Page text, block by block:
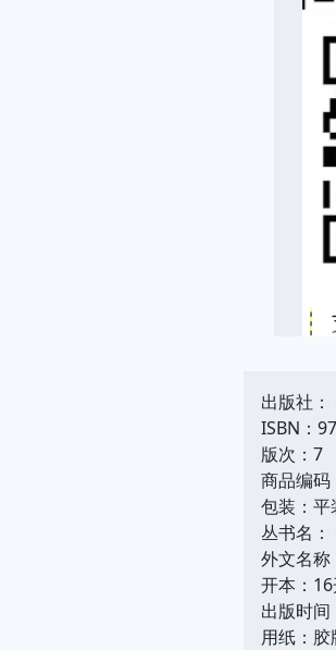
出版社
ISBN：
版次：7
商品编
包装：平
丛书名
外文名
开本：
出版时间
用纸：